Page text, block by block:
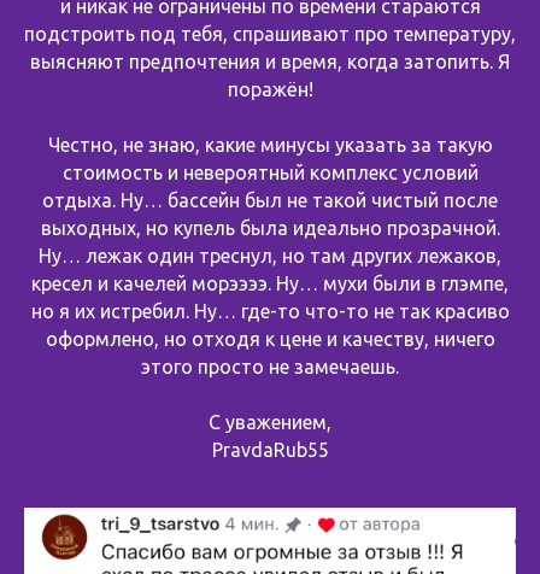
и никак не ограничены по времени стараются
подстроить под тебя, спрашивают про температуру,
выясняют предпочтения и время, когда затопить. Я
поражён!
Честно, не знаю, какие минусы указать за такую
стоимость и невероятный комплекс условий
отдыха. Ну… бассейн был не такой чистый после
выходных, но купель была идеально прозрачной.
Ну… лежак один треснул, но там других лежаков,
кресел и качелей морээээ. Ну… мухи были в глэмпе,
но я их истребил. Ну… где-то что-то не так красиво
оформлено, но отходя к цене и качеству, ничего
этого просто не замечаешь.
С уважением,
PravdaRub55